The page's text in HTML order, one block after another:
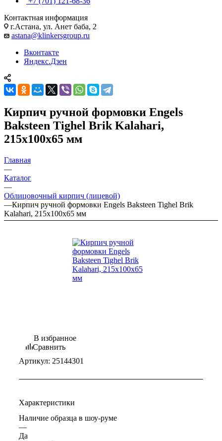
Контактная информация
г.Астана, ул. Анет баба, 2
astana@klinkersgroup.ru
Вконтакте
Яндекс.Дзен
Кирпич ручной формовки Engels
Baksteen Tighel Brik Kalahari,
215х100х65 мм
Главная
—
Каталог
—
Облицовочный кирпич (лицевой)
—Кирпич ручной формовки Engels Baksteen Tighel Brik
Kalahari, 215х100х65 мм
В избранное
Сравнить
Артикул: 25144301
Характеристики
Наличие образца в шоу-руме
—
Да